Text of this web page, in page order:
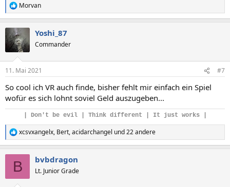
R
e
k
t
i
e
:
Morvan
Yoshi_87
Commander
11. Mai 2021 #7
So cool ich VR auch finde, bisher fehlt mir einfach ein Spiel
wofür es sich lohnt soviel Geld auszugeben...
| Don't be evil | Think different It just works |
R
e
xcsvxangelx, Bert,acidarchangel und 22 andere
B bvbdragon
Lt. Junior Grade